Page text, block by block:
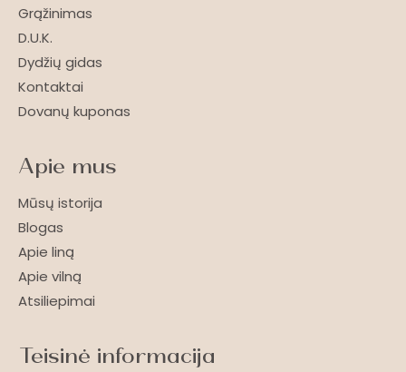
Grąžinimas
D.U.K.
Dydžių gidas
Kontaktai
Dovanų kuponas
Apie mus
Mūsų istorija
Blogas
Apie liną
Apie vilną
Atsiliepimai
Teisinė informacija